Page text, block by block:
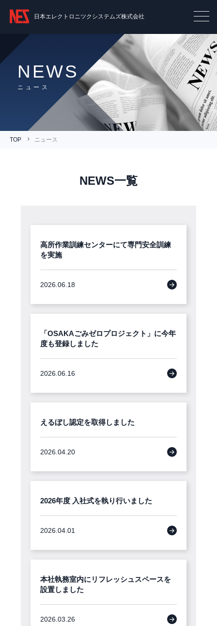
日本エレクトロニツクシステムズ株式会社
NEWS
ニュース
TOP ニュース
NEWS一覧
高所作業訓練センターにて専門安全訓練
を実施
2026.06.18
「OSAKAごみゼロプロジェクト」に今年
度も登録しました
2026.06.16
えるぼし認定を取得しました
2026.04.20
2026年度 入社式を執り行いました
2026.04.01
本社執務室内にリフレッシュスペースを
設置しました
2026.03.26